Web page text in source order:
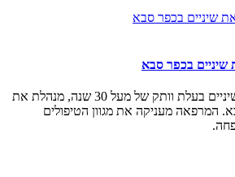
בכפר סבא
ד"ר אילנית לופו, רופאת שיניים בעלת וותק של מעל 30 שנה, מנהלת את
מעניקה את מגוון הטיפולים